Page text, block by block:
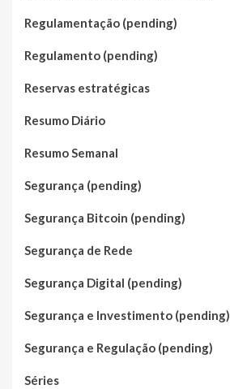
Regulamentação (pending)
Regulamento (pending)
Reservas estratégicas
Resumo Diário
Resumo Semanal
Segurança (pending)
Segurança Bitcoin (pending)
Segurança de Rede
Segurança Digital (pending)
Segurança e Investimento (pending)
Segurança e Regulação (pending)
Séries